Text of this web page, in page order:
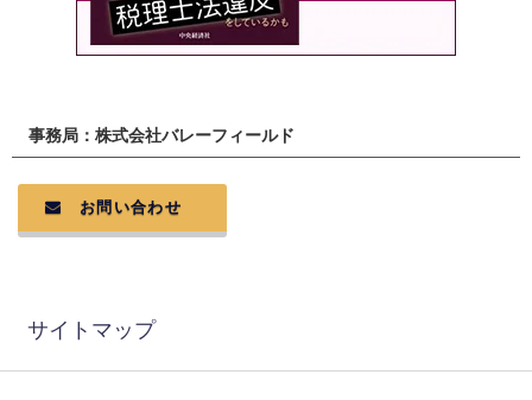
事務局：株式会社バレーフィールド
お問い合わせ
サイトマップ